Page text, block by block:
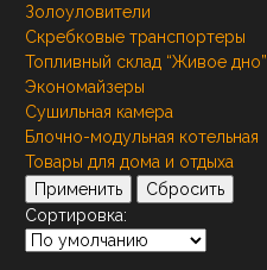
Золоуловители
Скребковые транспортеры
Топливный склад “Живое дно”
Экономайзеры
Сушильная камера
Блочно-модульная котельная
Товары для дома и отдыха
Применить
Сбросить
Сортировка: